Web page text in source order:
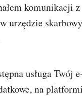
komunikacji
urzędzie
usługa Twój
na